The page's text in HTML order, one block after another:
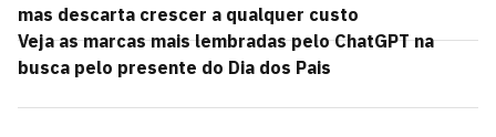
mas descarta crescer a qualquer custo
Veja as marcas mais lembradas pelo ChatGPT na
busca pelo presente do Dia dos Pais